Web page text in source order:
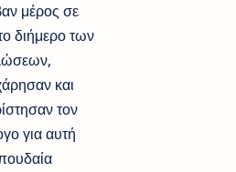
μέρος σε
διήμερο των
και
τον
για αυτή